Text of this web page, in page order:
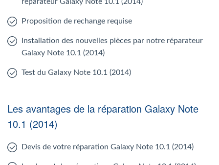
Proposition de rechange requise
Installation des nouvelles pièces par notre réparateur
Galaxy Note 10.1 (2014)
Test du Galaxy Note 10.1 (2014)
Les avantages de la réparation Galaxy Note
10.1 (2014)
Devis de votre réparation Galaxy Note 10.1 (2014)